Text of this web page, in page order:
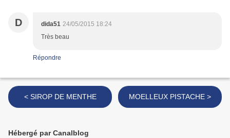
D dida51 24/05/2015 18:24
Très beau
Répondre
< SIROP DE MENTHE MOELLEUX PISTACHE >
Hébergé par Canalblog